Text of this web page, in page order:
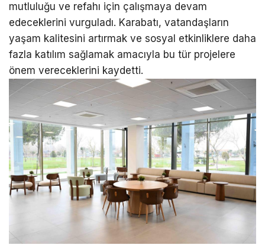
mutluluğu ve refahı için çalışmaya devam
edeceklerini vurguladı. Karabatı, vatandaşların
yaşam kalitesini artırmak ve sosyal etkinliklere daha
fazla katılım sağlamak amacıyla bu tür projelere
önem vereceklerini kaydetti.